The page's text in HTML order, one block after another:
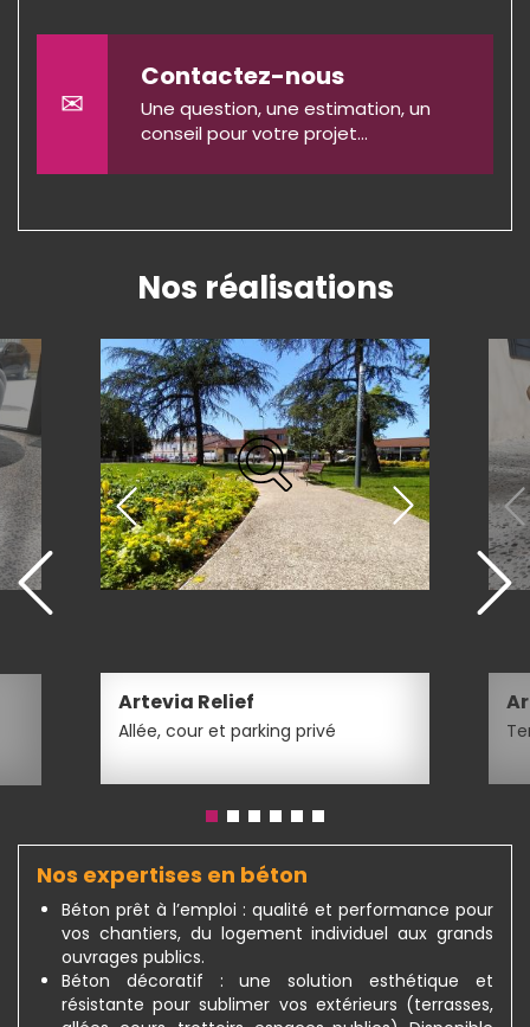
✉
Contactez-nous
Une question, une estimation, un
conseil pour votre projet...
Nos réalisations
Artevia Relief
Allée, cour et parking privé
Nos expertises en béton
Béton prêt à l’emploi : qualité et performance pour
vos chantiers, du logement individuel aux grands
ouvrages publics.
Béton décoratif : une solution esthétique et
résistante pour sublimer vos extérieurs (terrasses,